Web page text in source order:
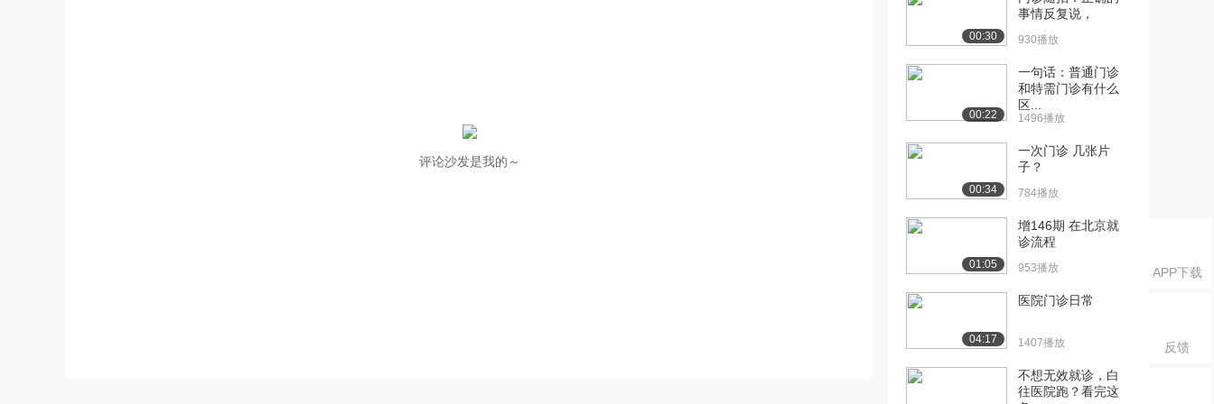
APP下载
反馈
评论沙发是我的～
00:30
事情反复说，
930播放
00:22
一句话：普通门诊
和特需门诊有什么
区...
1496播放
00:34
一次门诊 几张片
子？
784播放
01:05
增146期 在北京就
诊流程
953播放
04:17
医院门诊日常
1407播放
不想无效就诊，白
往医院跑？看完这